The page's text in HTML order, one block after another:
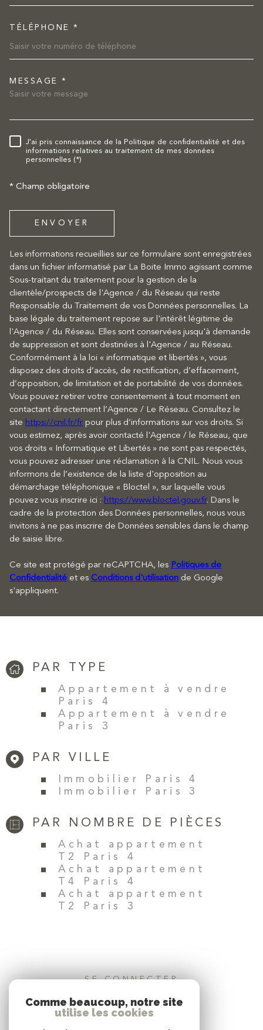
TÉLÉPHONE *
MESSAGE *
RÈGLEMENTATION
J'ai pris connaissance de la Politique de confidentialité et des
informations relatives au traitement de mes données
personnelles (*)
* Champ obligatoire
ENVOYER
Les informations recueillies sur ce formulaire sont enregistrées
dans un fichier informatisé par La Boite Immo agissant comme
Sous-traitant du traitement pour la gestion de la
clientèle/prospects de l'Agence / du Réseau qui reste
Responsable du Traitement de vos Données personnelles. La
base légale du traitement repose sur l'intérêt légitime de
l'Agence / du Réseau. Elles sont conservées jusqu'à demande
de suppression et sont destinées à l'Agence / au Réseau.
Conformément à la loi « informatique et libertés », vous
disposez des droits d’accès, de rectification, d’effacement,
d’opposition, de limitation et de portabilité de vos données.
Vous pouvez retirer votre consentement à tout moment en
contactant directement l’Agence / Le Réseau. Consultez le
site https://cnil.fr/fr pour plus d’informations sur vos droits. Si
vous estimez, après avoir contacté l'Agence / le Réseau, que
vos droits « Informatique et Libertés » ne sont pas respectés,
vous pouvez adresser une réclamation à la CNIL. Nous vous
informons de l’existence de la liste d'opposition au
démarchage téléphonique « Bloctel », sur laquelle vous
pouvez vous inscrire ici : https://www.bloctel.gouv.fr. Dans le
cadre de la protection des Données personnelles, nous vous
invitons à ne pas inscrire de Données sensibles dans le champ
de saisie libre.
Ce site est protégé par reCAPTCHA, les Politiques de
Confidentialité et es Conditions d'utilisation de Google
s'appliquent.
PAR TYPE
Appartement à vendre
Paris 4
Appartement à vendre
Paris 3
PAR VILLE
Immobilier Paris 4
Immobilier Paris 3
PAR NOMBRE DE PIÈCES
Achat appartement
T2 Paris 4
Achat appartement
T4 Paris 4
Achat appartement
T2 Paris 3
SE CONNECTER
ESPACE PROPRIÉTAIRE
Comme beaucoup, notre site
utilise les cookies